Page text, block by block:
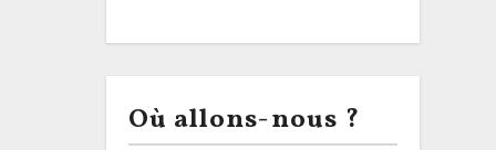
Où allons-nous ?